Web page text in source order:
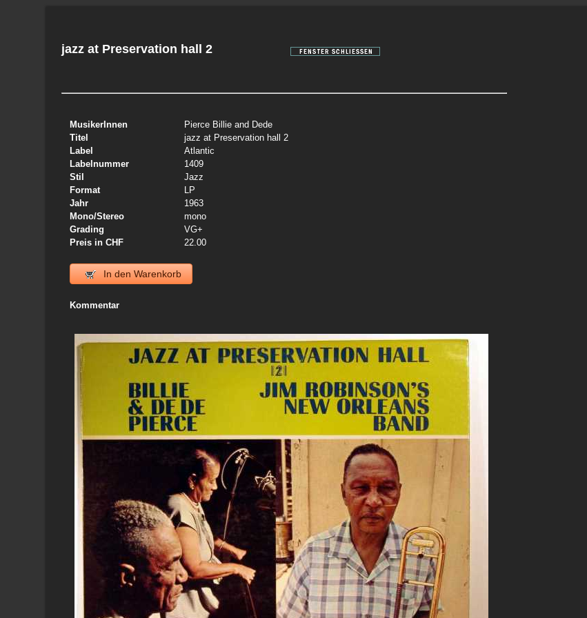
jazz at Preservation hall 2
MusikerInnen
Pierce Billie and Dede
Titel
jazz at Preservation hall 2
Label
Atlantic
Labelnummer
1409
Stil
Jazz
Format
LP
Jahr
1963
Mono/Stereo
mono
Grading
VG+
Preis in CHF
22.00
In den Warenkorb
Kommentar